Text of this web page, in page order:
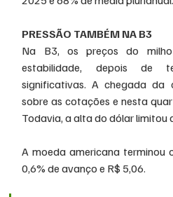
PRESSÃO TAMBÉM NA B3
Na B3, os preços do
estabilidade, depois de
significativas. A chegada
sobre as cotações e nesta
Todavia, a alta do dólar limitou
A moeda americana terminou
0,6% de avanço e R$ 5,06.